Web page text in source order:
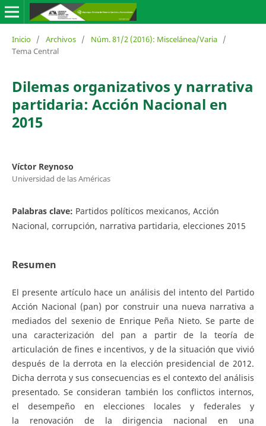
Inicio / Archivos / Núm. 81/2 (2016): Miscelánea/Varia /
Tema Central
Dilemas organizativos y narrativa
partidaria: Acción Nacional en
2015
Víctor Reynoso
Universidad de las Américas
Palabras clave: Partidos políticos mexicanos, Acción
Nacional, corrupción, narrativa partidaria, elecciones 2015
Resumen
El presente artículo hace un análisis del intento del Partido
Acción Nacional (pan) por construir una nueva narrativa a
mediados del sexenio de Enrique Peña Nieto. Se parte de
una caracterización del pan a partir de la teoría de
articulación de fines e incentivos, y de la situación que vivió
después de la derrota en la elección presidencial de 2012.
Dicha derrota y sus consecuencias es el contexto del análisis
presentado. Se consideran también los conflictos internos,
el desempeño en elecciones locales y federales y
la renovación de la dirigencia nacional en una